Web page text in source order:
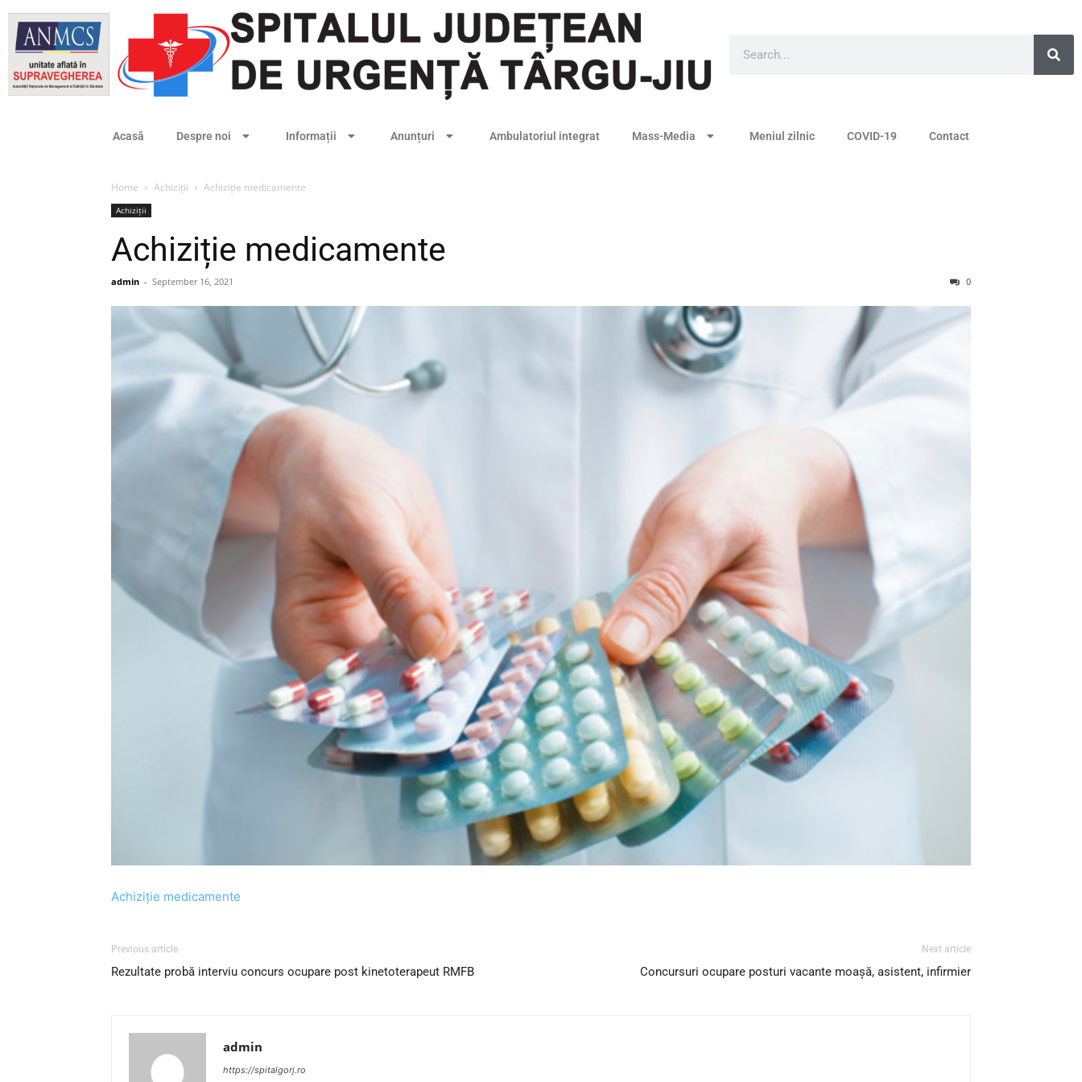
Acasă Despre noi Informații Anunțuri Ambulatoriul integrat Mass-Media Meniul zilnic COVID-19 Contact
Home Achiziții Achiziție medicamente
Achiziții
Achiziție medicamente
admin - September 16, 2021 0
Achiziție medicamente
Previous article
Rezultate probă interviu concurs ocupare post kinetoterapeut RMFB
Next article
Concursuri ocupare posturi vacante moașă, asistent, infirmier
admin
https://spitalgorj.ro